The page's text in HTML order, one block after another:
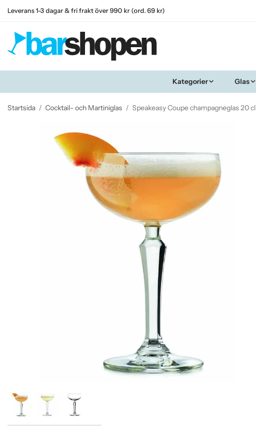
Leverans 1-3 dagar & fri frakt över 990 kr (ord. 69 kr)
Kategorier Glas
Startsida / Cocktail- och Martiniglas / Speakeasy Coupe champagneglas 20 cl